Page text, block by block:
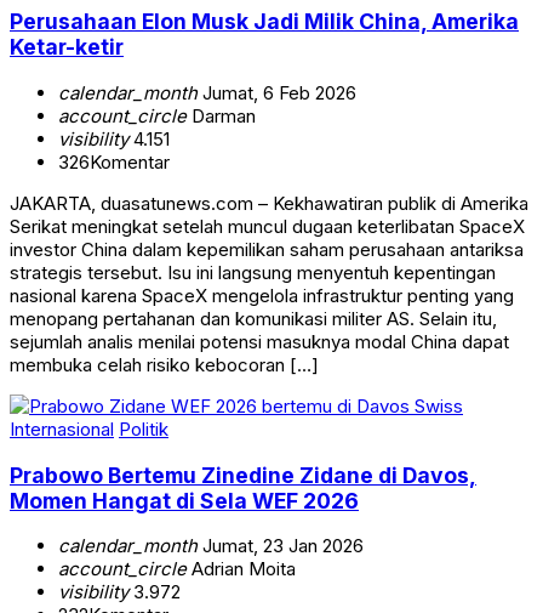
Perusahaan Elon Musk Jadi Milik China, Amerika
Ketar-ketir
calendar_monthJumat, 6 Feb 2026
account_circleDarman
visibility4.151
326Komentar
JAKARTA, duasatunews.com – Kekhawatiran publik di Amerika
Serikat meningkat setelah muncul dugaan keterlibatan SpaceX
investor China dalam kepemilikan saham perusahaan antariksa
strategis tersebut. Isu ini langsung menyentuh kepentingan
nasional karena SpaceX mengelola infrastruktur penting yang
menopang pertahanan dan komunikasi militer AS. Selain itu,
sejumlah analis menilai potensi masuknya modal China dapat
membuka celah risiko kebocoran […]
Internasional Politik
Prabowo Bertemu Zinedine Zidane di Davos,
Momen Hangat di Sela WEF 2026
calendar_monthJumat, 23 Jan 2026
account_circleAdrian Moita
visibility3.972